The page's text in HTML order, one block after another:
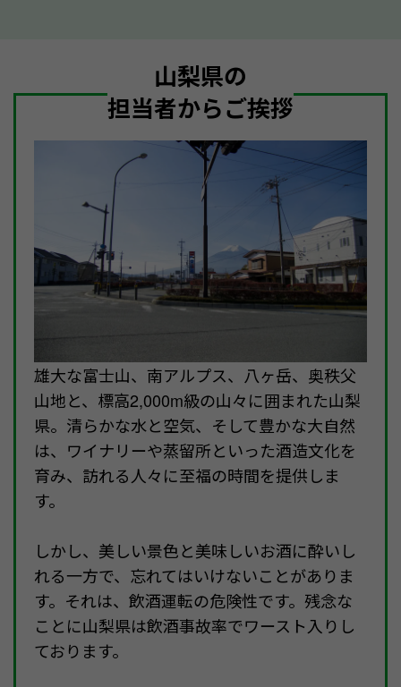
山梨県の
担当者からご挨拶
雄大な富士山、南アルプス、八ヶ岳、奥秩父
山地と、標高2,000m級の山々に囲まれた山梨
県。清らかな水と空気、そして豊かな大自然
は、ワイナリーや蒸留所といった酒造文化を
育み、訪れる人々に至福の時間を提供しま
す。
しかし、美しい景色と美味しいお酒に酔いし
れる一方で、忘れてはいけないことがありま
す。それは、飲酒運転の危険性です。残念な
ことに山梨県は飲酒事故率でワースト入りし
ております。